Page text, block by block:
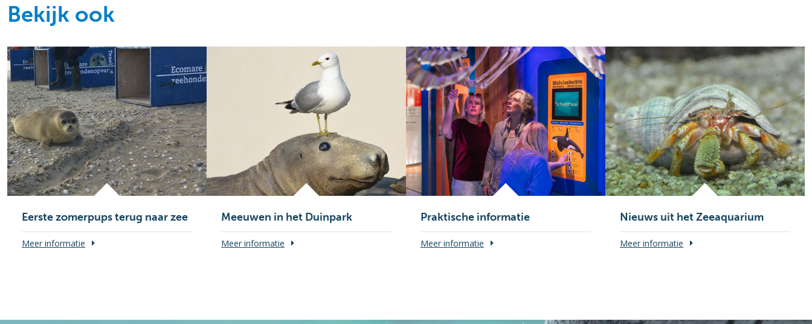
Bekijk ook
Eerste zomerpups terug naar zee
Meer informatie
Meeuwen in het Duinpark
Meer informatie
Praktische informatie
Meer informatie
Nieuws uit het Zeeaquarium
Meer informatie